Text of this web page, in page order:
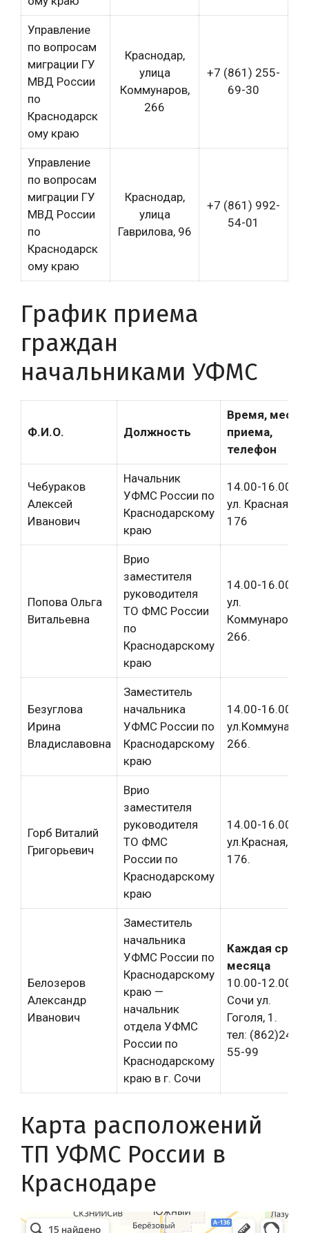
Управление
по вопросам
миграции ГУ
МВД России
по
Краснодарск
ому краю
Краснодар,
улица
Коммунаров,
266
+7 (861) 255-
69-30
Управление
по вопросам
миграции ГУ
МВД России
по
Краснодарск
ому краю
Краснодар,
улица
Гаврилова, 96
+7 (861) 992-
54-01
График приема
граждан
начальниками УФМС
Ф.И.О. Должность
Время, место
приема,
телефон
Чебураков
Алексей
Иванович
Начальник
УФМС России по
Краснодарскому
краю
14.00-16.00
ул. Красная,
176
Попова Ольга
Витальевна
Врио
заместителя
руководителя
ТО ФМС России
по
Краснодарскому
краю
14.00-16.00
ул.
Коммунаров,
266.
Безуглова
Ирина
Владиславовна
Заместитель
начальника
УФМС России по
Краснодарскому
краю
14.00-16.00
266.
Горб Виталий
Григорьевич
Врио
заместителя
руководителя
ТО ФМС
России по
Краснодарскому
краю
14.00-16.00
ул.Красная,
176.
Белозеров
Александр
Иванович
Заместитель
начальника
УФМС России по
Краснодарскому
краю —
начальник
отдела УФМС
России по
Краснодарскому
краю в г. Сочи
Каждая среда
месяца
10.00-12.00г.
Сочи ул.
Гоголя, 1.
тел: (862)240-
55-99
Карта расположений
ТП УФМС России в
Краснодаре
уфмс краснодар в Краснодаре
Краснодар